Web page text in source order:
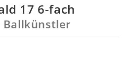
17 6‑fach
Ballkünstler